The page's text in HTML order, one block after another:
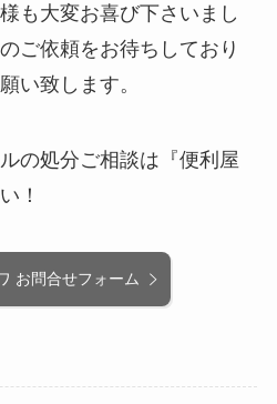
も大変お喜び下さいまし
ご依頼をお待ちしており
い致します。
の処分ご相談は『便利屋
！
お問合せフォーム